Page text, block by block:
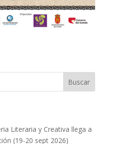
Buscar
Literaria y Creativa llega a
(19-20 sept 2026)